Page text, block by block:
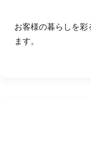
お客様の暮らしを
ます。